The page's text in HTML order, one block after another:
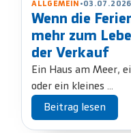
ALLGEMEIN •03.07.2026
Wenn die
mehr zum
der Verkauf
Ein Haus am Meer,
oder ein kleines ...
Beitrag lesen